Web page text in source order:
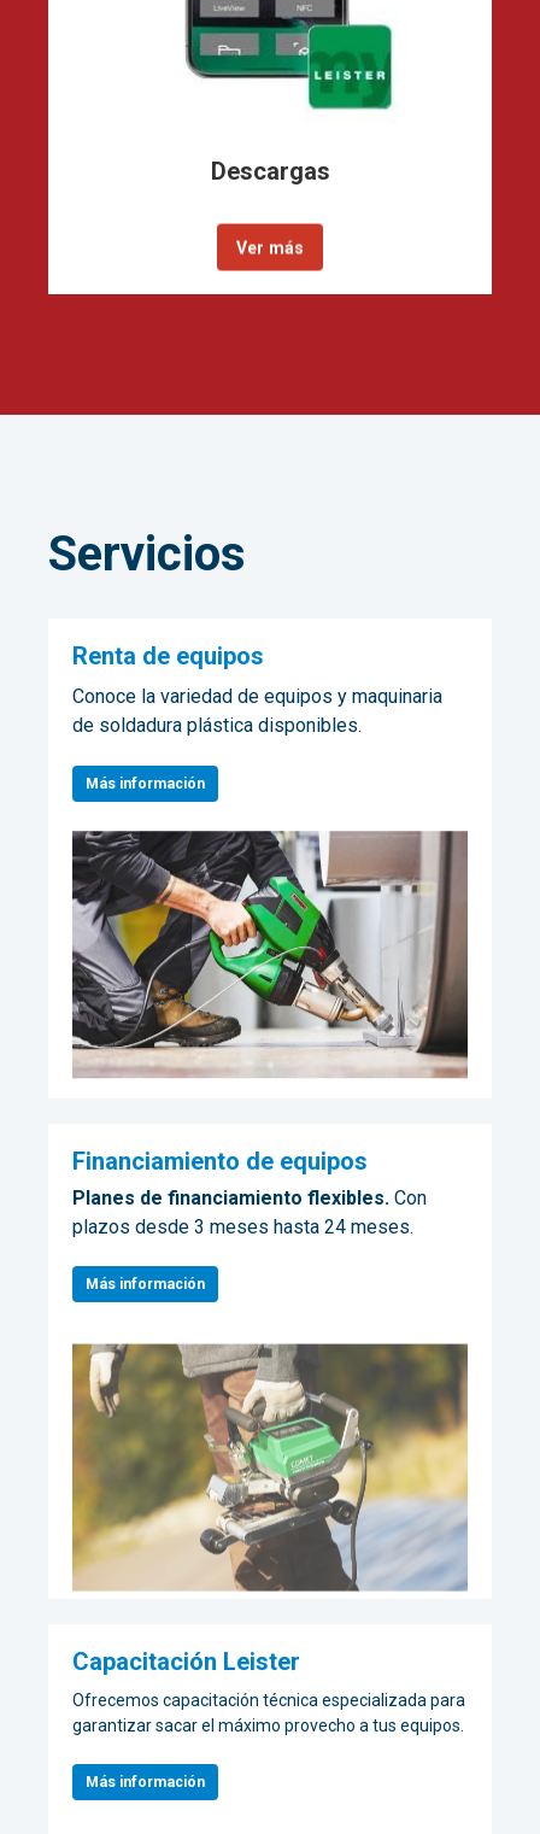
Descargas
Ver más
Servicios
Renta de equipos
Conoce la variedad de equipos y maquinaria
de soldadura plástica disponibles.
Más información
Financiamiento de equipos
Planes de financiamiento flexibles. Con
plazos desde 3 meses hasta 24 meses.
Más información
Capacitación Leister
Ofrecemos capacitación técnica especializada para
garantizar sacar el máximo provecho a tus equipos.
Más información